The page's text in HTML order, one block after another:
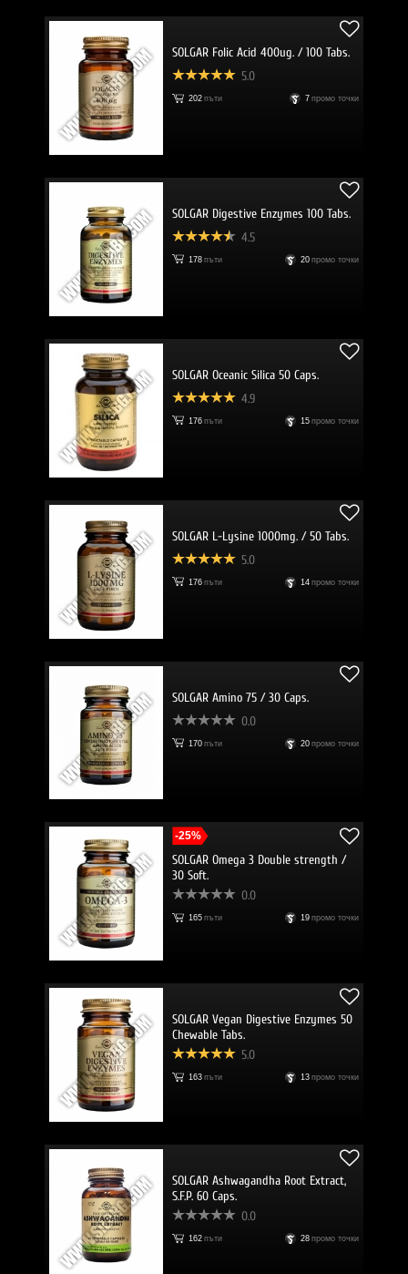
SOLGAR Folic Acid 400ug. / 100 Tabs.
5.0
202 пъти 7 промо точки
SOLGAR Digestive Enzymes 100 Tabs.
4.5
178 пъти 20 промо точки
SOLGAR Oceanic Silica 50 Caps.
4.9
176 пъти 15 промо точки
SOLGAR L-Lysine 1000mg. / 50 Tabs.
5.0
176 пъти 14 промо точки
SOLGAR Amino 75 / 30 Caps.
0.0
170 пъти 20 промо точки
-25%
SOLGAR Omega 3 Double strength /
30 Soft.
0.0
165 пъти 19 промо точки
SOLGAR Vegan Digestive Enzymes 50
Chewable Tabs.
5.0
163 пъти 13 промо точки
SOLGAR Ashwagandha Root Extract,
S.F.P. 60 Caps.
0.0
162 пъти 28 промо точки